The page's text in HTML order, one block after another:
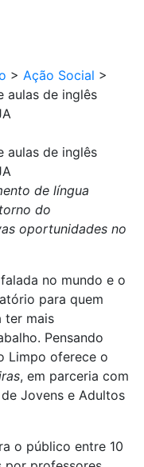
> Ação Social >
aulas de inglês
aulas de inglês
de língua
do
oportunidades no
no mundo e o
para quem
ter mais
Pensando
Limpo oferece o
, em parceria com
Jovens e Adultos
o público entre 10